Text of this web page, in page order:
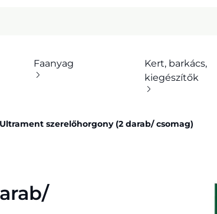
Faanyag
Kert, barkács,
kiegészítők
Ultrament szerelőhorgony (2 darab/ csomag)